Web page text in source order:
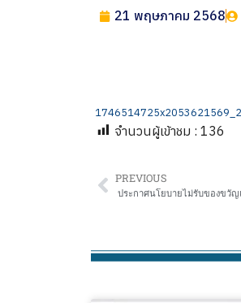
21 พฤษภาคม 2568
1746514725x2053621569_2
จำนวนผู้เข้าชม : 136
PREVIOUS
ประกาศนโยบายไม่รับของขวั